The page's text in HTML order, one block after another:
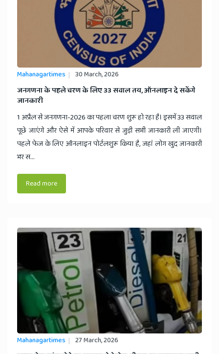
Mahanagartimes 30 March, 2026
​जनगणना के पहले चरण के लिए 33 सवाल तय, ऑनलाइन दे सकेंगे
जानकारी
1 अप्रैल से जनगणना-2026 का पहला चरण शुरू हो रहा है। इसमें 33 सवाल
पूछे जाएंगे और ऐसे में आपके परिवार से जुड़ी सभी जानकारी ली जाएगी।
पहले फेज के लिए ऑनलाइन पोर्टलशुरू किया है, जहां लोग खुद जानकारी
भर स...
Read more
Mahanagartimes 27 March, 2026